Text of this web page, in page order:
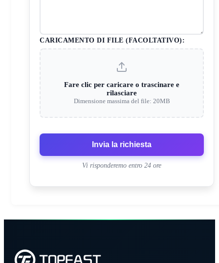
CARICAMENTO DI FILE (FACOLTATIVO):
Fare clic per caricare o trascinare e
rilasciare
Dimensione massima del file: 20MB
Invia la richiesta
Vi risponderemo entro 24 ore